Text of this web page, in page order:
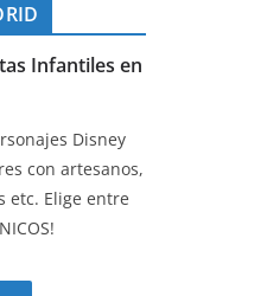
Infantiles en
Disney
con artesanos,
etc. Elige entre